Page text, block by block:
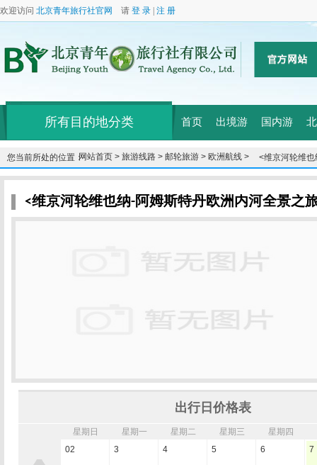
欢迎访问 北京青年旅行社官网 请 登 录 注 册
所有目的地分类 首页 出境游 国内游
您当前所处的位置：网站首页 > 旅游线路 > 邮轮旅游 > 欧洲航线 >
<维京河轮维
单船票，免费
<维京河轮维也纳-阿姆斯特丹欧洲内河全景之
出行日价格表
星期日 星期一 星期二 星期三 星期四
02
3 4 5 6 7